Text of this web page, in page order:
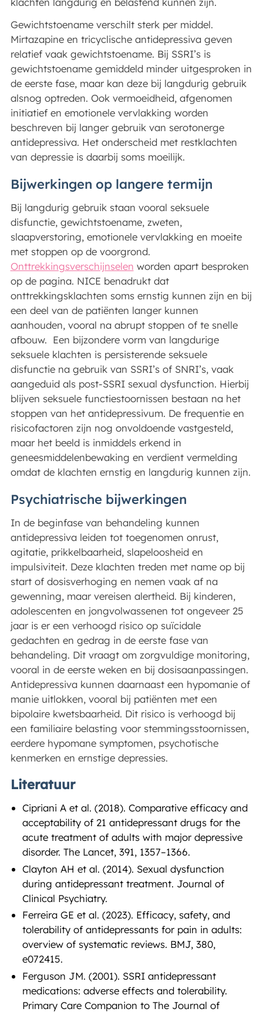
Gewichtstoename verschilt sterk per middel.
Mirtazapine en tricyclische antidepressiva geven
relatief vaak gewichtstoename. Bij SSRI’s is
gewichtstoename gemiddeld minder uitgesproken in
de eerste fase, maar kan deze bij langdurig gebruik
alsnog optreden. Ook vermoeidheid, afgenomen
initiatief en emotionele vervlakking worden
beschreven bij langer gebruik van serotonerge
antidepressiva. Het onderscheid met restklachten
van depressie is daarbij soms moeilijk.
Bijwerkingen op langere termijn
Bij langdurig gebruik staan vooral seksuele
disfunctie, gewichtstoename, zweten,
slaapverstoring, emotionele vervlakking en moeite
met stoppen op de voorgrond.
Onttrekkingsverschijnselen worden apart besproken
op de pagina. NICE benadrukt dat
onttrekkingsklachten soms ernstig kunnen zijn en bij
een deel van de patiënten langer kunnen
aanhouden, vooral na abrupt stoppen of te snelle
afbouw. Een bijzondere vorm van langdurige
seksuele klachten is persisterende seksuele
disfunctie na gebruik van SSRI’s of SNRI’s, vaak
aangeduid als post-SSRI sexual dysfunction. Hierbij
blijven seksuele functiestoornissen bestaan na het
stoppen van het antidepressivum. De frequentie en
risicofactoren zijn nog onvoldoende vastgesteld,
maar het beeld is inmiddels erkend in
geneesmiddelenbewaking en verdient vermelding
omdat de klachten ernstig en langdurig kunnen zijn.
Psychiatrische bijwerkingen
In de beginfase van behandeling kunnen
antidepressiva leiden tot toegenomen onrust,
agitatie, prikkelbaarheid, slapeloosheid en
impulsiviteit. Deze klachten treden met name op bij
start of dosisverhoging en nemen vaak af na
gewenning, maar vereisen alertheid. Bij kinderen,
adolescenten en jongvolwassenen tot ongeveer 25
jaar is er een verhoogd risico op suïcidale
gedachten en gedrag in de eerste fase van
behandeling. Dit vraagt om zorgvuldige monitoring,
vooral in de eerste weken en bij dosisaanpassingen.
Antidepressiva kunnen daarnaast een hypomanie of
manie uitlokken, vooral bij patiënten met een
bipolaire kwetsbaarheid. Dit risico is verhoogd bij
een familiaire belasting voor stemmingsstoornissen,
eerdere hypomane symptomen, psychotische
kenmerken en ernstige depressies.
Literatuur
Cipriani A et al. (2018). Comparative efficacy and
acceptability of 21 antidepressant drugs for the
acute treatment of adults with major depressive
disorder. The Lancet, 391, 1357–1366.
Clayton AH et al. (2014). Sexual dysfunction
during antidepressant treatment. Journal of
Clinical Psychiatry.
Ferreira GE et al. (2023). Efficacy, safety, and
tolerability of antidepressants for pain in adults:
overview of systematic reviews. BMJ, 380,
e072415.
Ferguson JM. (2001). SSRI antidepressant
medications: adverse effects and tolerability.
Primary Care Companion to The Journal of